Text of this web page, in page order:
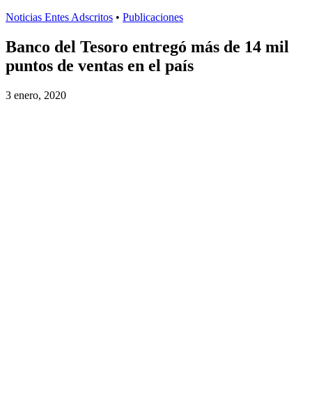
Noticias Entes Adscritos • Publicaciones
Banco del Tesoro entregó más de 14 mil
puntos de ventas en el país
3 enero, 2020